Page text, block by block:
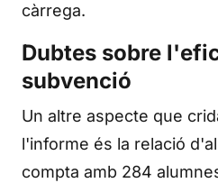
càrrega.
Dubtes sobre
subvenció
Un altre aspecte que
l'informe és la relació
compta amb 284